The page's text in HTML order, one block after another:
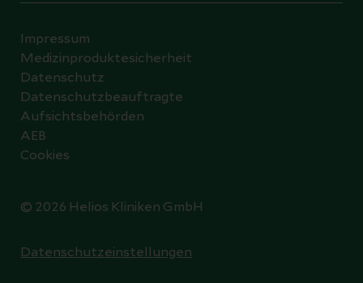
© 2026 Helios Kliniken GmbH
Impressum
Medizinproduktesicherheit
Datenschutz
Datenschutzbeauftragte
Aufsichtsbehörden
AEB
Cookies
Datenschutzeinstellungen